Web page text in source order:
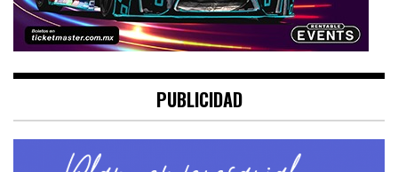
PUBLICIDAD